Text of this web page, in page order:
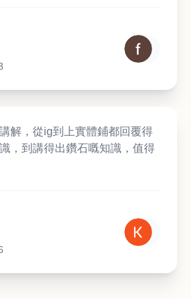
解，從ig到上實體鋪都回覆得
，到講得出鑽石嘅知識，值得